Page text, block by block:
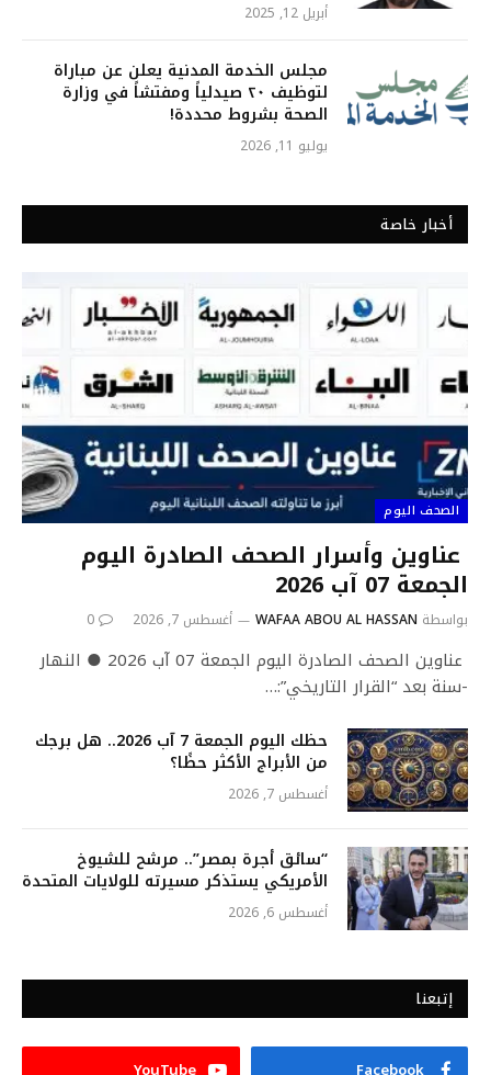
أبريل 12, 2025
مجلس الخدمة المدنية يعلن عن مباراة
لتوظيف ٢٠ صيدلياً ومفتشاً في وزارة
الصحة بشروط محددة!
يوليو 11, 2026
أخبار خاصة
الصحف اليوم
عناوين وأسرار الصحف الصادرة اليوم
الجمعة 07 آب 2026
بواسطة WAFAA ABOU AL HASSAN أغسطس 7, 2026 0
عناوين الصحف الصادرة اليوم الجمعة 07 آب 2026 ● النهار
-سنة بعد “القرار التاريخي”:…
حظك اليوم الجمعة 7 آب 2026.. هل برجك
من الأبراج الأكثر حظًا؟
أغسطس 7, 2026
“سائق أجرة بمصر”.. مرشح للشيوخ
الأمريكي يستذكر مسيرته للولايات المتحدة
أغسطس 6, 2026
إتبعنا